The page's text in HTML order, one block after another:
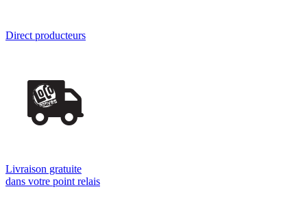
Direct producteurs
Livraison gratuite
dans votre point relais